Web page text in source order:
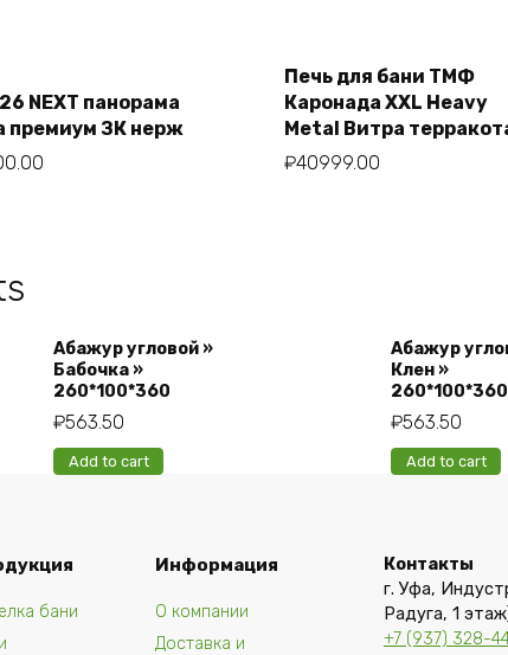
Add to cart
NEXT панорама
премиум ЗК нерж
Add to cart
Печь для бани ТМФ
Каронада XXL Heavy
Metal Витра
₽40999.00
Абажур угловой »
Бабочка »
260*100*360
₽563.50
Add to cart
Абажур
Клен »
260*100*360
₽563.50
Add to cart
бани
Информация
О компании
Доставка и
Контакты
г. Уфа,
Радуга, 1
+7 (937) 328-